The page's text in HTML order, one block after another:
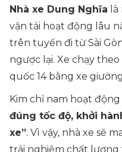
Nhà xe Dung Nghĩa
vận tải hoạt động lâu
trên tuyến đi từ Sài
ngược lại. Xe chạy
quốc 14 bằng xe
Kim chỉ nam hoạt
đúng tốc độ, khởi
xe”. Vì vậy, nhà xe sẽ
trải nghiệm chất lượng